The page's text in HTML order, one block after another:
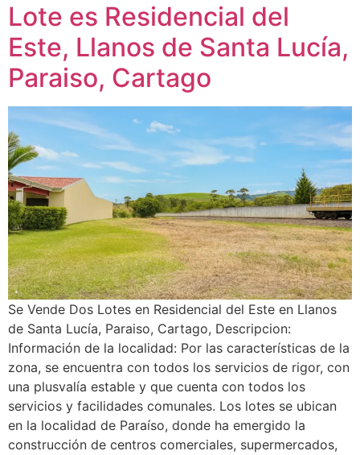
Lote es Residencial del
Este, Llanos de Santa Lucía,
Paraiso, Cartago
Se Vende Dos Lotes en Residencial del Este en Llanos
de Santa Lucía, Paraiso, Cartago, Descripcion:
Información de la localidad: Por las características de la
zona, se encuentra con todos los servicios de rigor, con
una plusvalía estable y que cuenta con todos los
servicios y facilidades comunales. Los lotes se ubican
en la localidad de Paraíso, donde ha emergido la
construcción de centros comerciales, supermercados,